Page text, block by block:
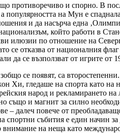
противоречиво и спорно. В
на Мун е
и да насърча една
който работи в
илюзии по отношение на
се отказва от националния
да се възползват от игрите от
се появят, са
Хи, гледаше на спорта като
народ и рекламирането
също и магнит за силно
– далеч повече от
събития е един начин
на неща като